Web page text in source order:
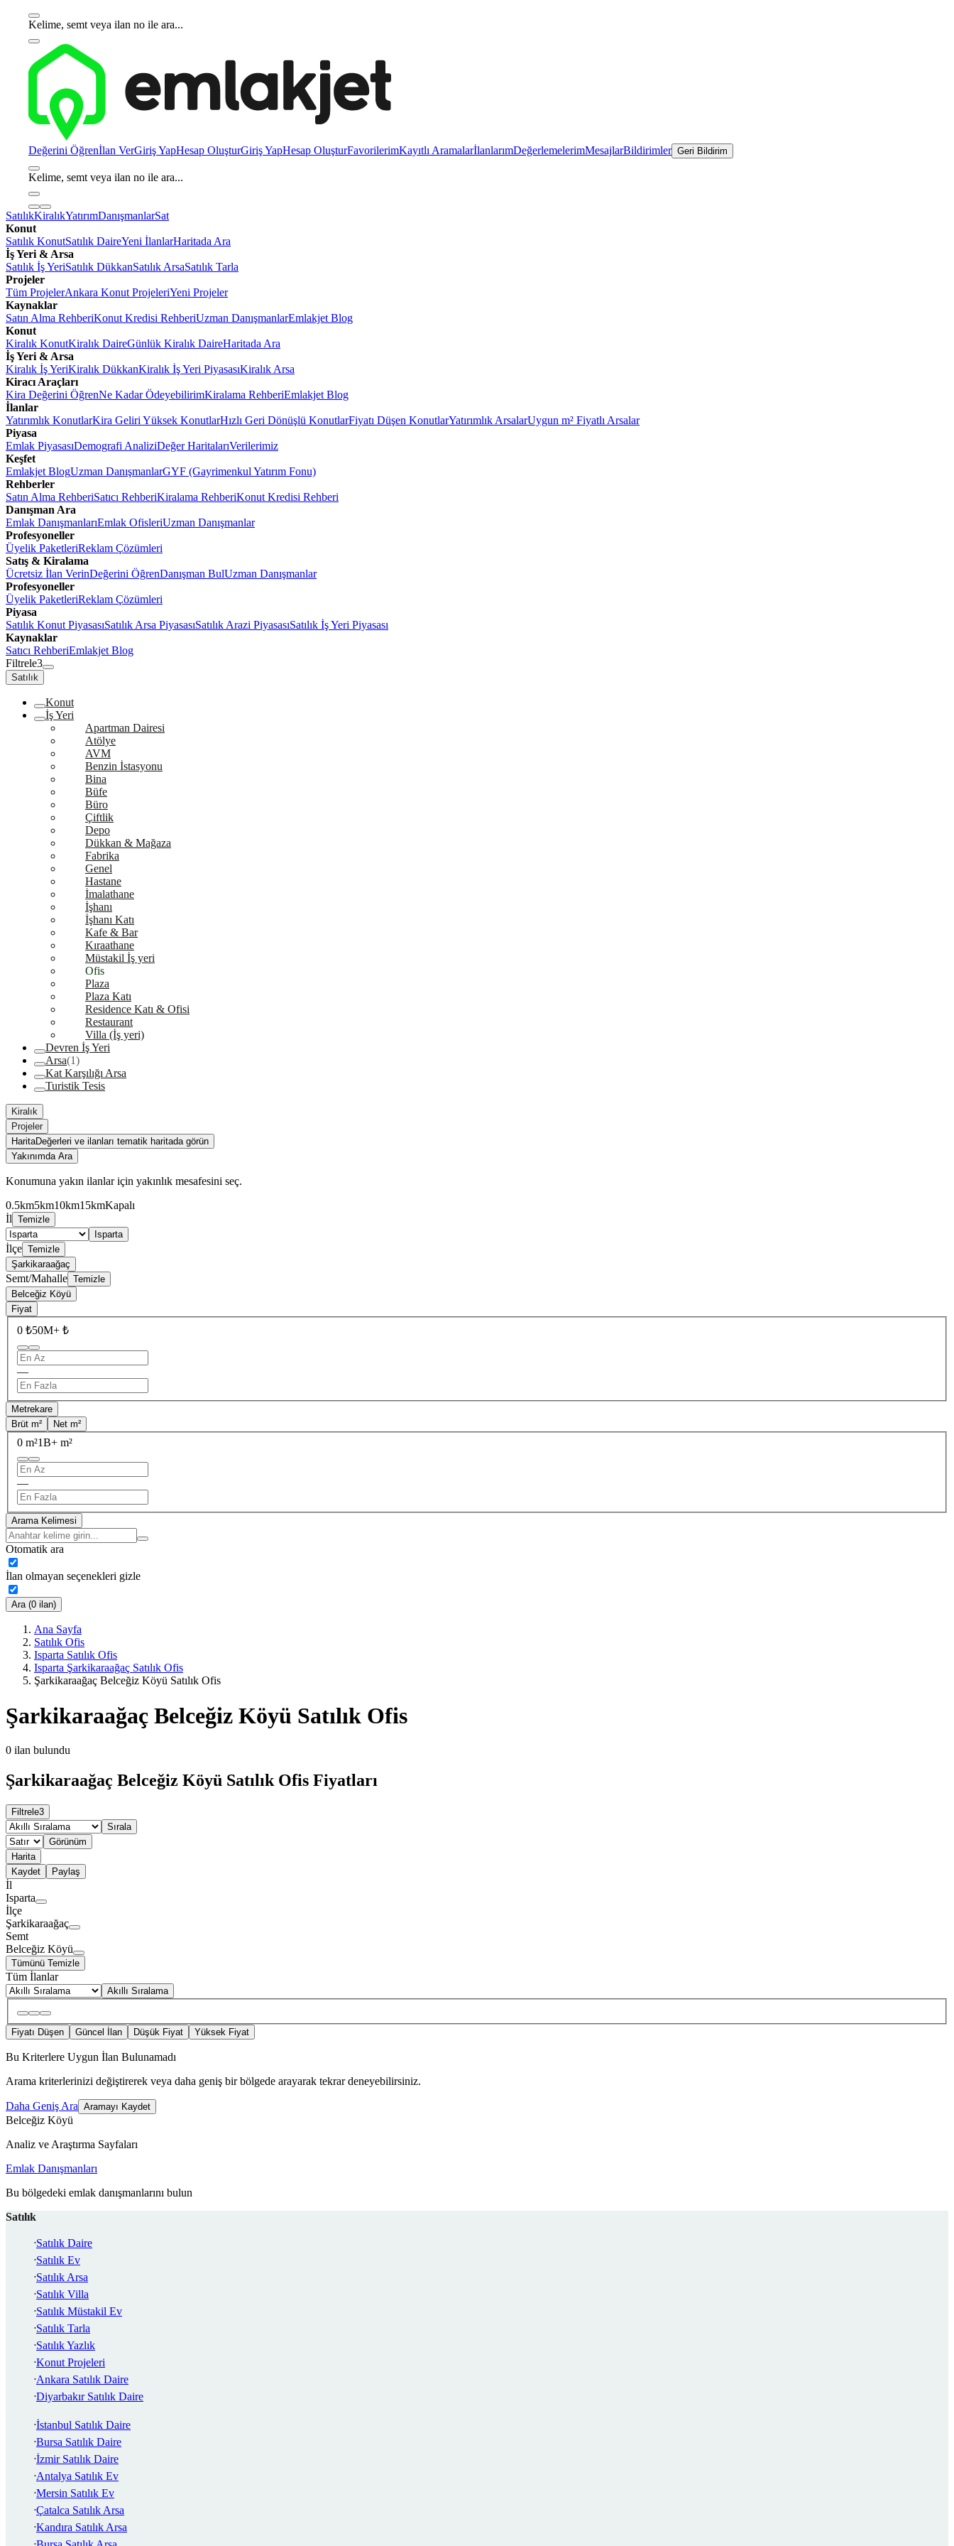
Kelime, semt veya ilan no ile ara...
Değerini Öğrenİlan VerGiriş YapHesap OluşturGiriş YapHesap OluşturFavorilerimKayıtlı AramalarİlanlarımDeğerlemelerimMesajlarBildirimler Geri Bildirim
Kelime, semt veya ilan no ile ara...
SatılıkKiralıkYatırımDanışmanlarSat
Konut
Satılık KonutSatılık DaireYeni İlanlarHaritada Ara
İş Yeri & Arsa
Satılık İş YeriSatılık DükkanSatılık ArsaSatılık Tarla
Projeler
Tüm ProjelerAnkara Konut ProjeleriYeni Projeler
Kaynaklar
Satın Alma RehberiKonut Kredisi RehberiUzman DanışmanlarEmlakjet Blog
Konut
Kiralık KonutKiralık DaireGünlük Kiralık DaireHaritada Ara
İş Yeri & Arsa
Kiralık İş YeriKiralık DükkanKiralık İş Yeri PiyasasıKiralık Arsa
Kiracı Araçları
Kira Değerini ÖğrenNe Kadar ÖdeyebilirimKiralama RehberiEmlakjet Blog
İlanlar
Yatırımlık KonutlarKira Geliri Yüksek KonutlarHızlı Geri Dönüşlü KonutlarFiyatı Düşen KonutlarYatırımlık ArsalarUygun m² Fiyatlı Arsalar
Piyasa
Emlak PiyasasıDemografi AnaliziDeğer HaritalarıVerilerimiz
Keşfet
Emlakjet BlogUzman DanışmanlarGYF (Gayrimenkul Yatırım Fonu)
Rehberler
Satın Alma RehberiSatıcı RehberiKiralama RehberiKonut Kredisi Rehberi
Danışman Ara
Emlak DanışmanlarıEmlak OfisleriUzman Danışmanlar
Profesyoneller
Üyelik PaketleriReklam Çözümleri
Satış & Kiralama
Ücretsiz İlan VerinDeğerini ÖğrenDanışman BulUzman Danışmanlar
Profesyoneller
Üyelik PaketleriReklam Çözümleri
Piyasa
Satılık Konut PiyasasıSatılık Arsa PiyasasıSatılık Arazi PiyasasıSatılık İş Yeri Piyasası
Kaynaklar
Satıcı RehberiEmlakjet Blog
Filtrele3
Satılık
Konut
İş Yeri
Apartman Dairesi
Atölye
AVM
Benzin İstasyonu
Bina
Büfe
Büro
Çiftlik
Depo
Dükkan & Mağaza
Fabrika
Genel
Hastane
İmalathane
İşhanı
İşhanı Katı
Kafe & Bar
Kıraathane
Müstakil İş yeri
Ofis
Plaza
Plaza Katı
Residence Katı & Ofisi
Restaurant
Villa (İş yeri)
Devren İş Yeri
Arsa(1)
Kat Karşılığı Arsa
Turistik Tesis
Kiralık
Projeler
HaritaDeğerleri ve ilanları tematik haritada görün
Yakınımda Ara
Konumuna yakın ilanlar için yakınlık mesafesini seç.
0.5km5km10km15kmKapalı
İl Temizle
Isparta
İlçe Temizle
Şarkikaraağaç
Semt/Mahalle Temizle
Belceğiz Köyü
Fiyat
0 ₺50M+ ₺
—
Metrekare
Brüt m²
Net m²
0 m²1B+ m²
—
Arama Kelimesi
Otomatik ara
İlan olmayan seçenekleri gizle
Ara (0 ilan)
Ana Sayfa
Satılık Ofis
Isparta Satılık Ofis
Isparta Şarkikaraağaç Satılık Ofis
Şarkikaraağaç Belceğiz Köyü Satılık Ofis
Şarkikaraağaç Belceğiz Köyü Satılık Ofis
0 ilan bulundu
Şarkikaraağaç Belceğiz Köyü Satılık Ofis Fiyatları
Filtrele3
Sırala
Görünüm
Harita
Kaydet
Paylaş
İl
Isparta
İlçe
Şarkikaraağaç
Semt
Belceğiz Köyü
Tümünü Temizle
Tüm İlanlar
Akıllı Sıralama
Fiyatı Düşen Güncel İlan Düşük Fiyat Yüksek Fiyat
Bu Kriterlere Uygun İlan Bulunamadı
Arama kriterlerinizi değiştirerek veya daha geniş bir bölgede arayarak tekrar deneyebilirsiniz.
Daha Geniş Ara Aramayı Kaydet
Belceğiz Köyü
Analiz ve Araştırma Sayfaları
Emlak Danışmanları
Bu bölgedeki emlak danışmanlarını bulun
Satılık
Satılık Daire
Satılık Ev
Satılık Arsa
Satılık Villa
Satılık Müstakil Ev
Satılık Tarla
Satılık Yazlık
Konut Projeleri
Ankara Satılık Daire
Diyarbakır Satılık Daire
İstanbul Satılık Daire
Bursa Satılık Daire
İzmir Satılık Daire
Antalya Satılık Ev
Mersin Satılık Ev
Çatalca Satılık Arsa
Kandıra Satılık Arsa